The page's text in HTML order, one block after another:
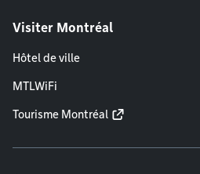
Visiter Montréal
Hôtel de ville
MTLWiFi
Tourisme Montréal